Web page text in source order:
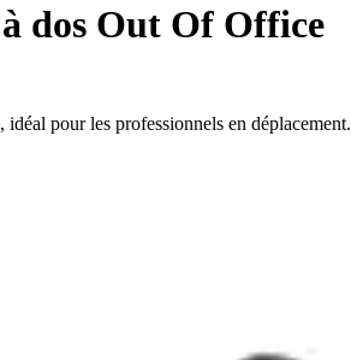
à dos Out Of Office
pour les professionnels en déplacement.